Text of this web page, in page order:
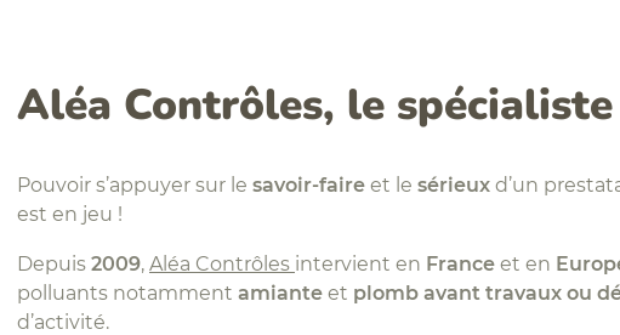
Aléa Contrôles, le spécialiste
Pouvoir s’appuyer sur le savoir-faire et le sérieux d’un
est en jeu !
Depuis 2009, Aléa Contrôles intervient en France et en
polluants notamment amiante et plomb avant travaux ou
d’activité.